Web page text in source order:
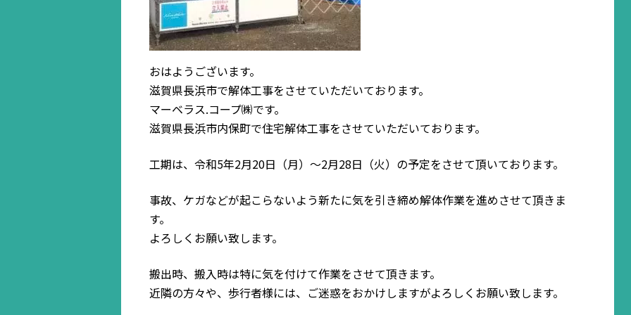
おはようございます。
滋賀県長浜市で解体工事をさせていただいております。
マーベラス.コープ㈱です。
滋賀県長浜市内保町で住宅解体工事をさせていただいております。
工期は、令和5年2月20日（月）〜2月28日（火）の予定をさせて頂いております。
事故、ケガなどが起こらないよう新たに気を引き締め解体作業を進めさせて頂きま
す。
よろしくお願い致します。
搬出時、搬入時は特に気を付けて作業をさせて頂きます。
近隣の方々や、歩行者様には、ご迷惑をおかけしますがよろしくお願い致します。